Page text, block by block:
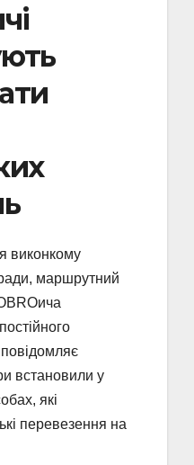
виконкому
ради, маршрутний
встановили у
які
перевезення на